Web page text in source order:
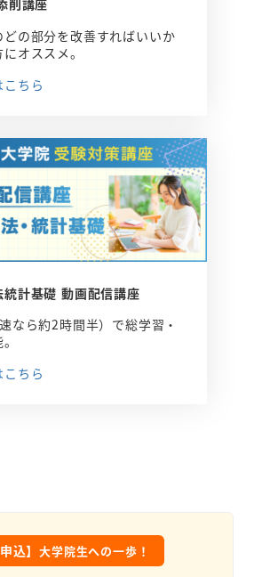
削講座
どの部分を改善すればいいか
オススメ。
ちら
計基礎 動画配信講座
なら約2時間半）で総学習・
ちら
申込】大学院生への一歩！